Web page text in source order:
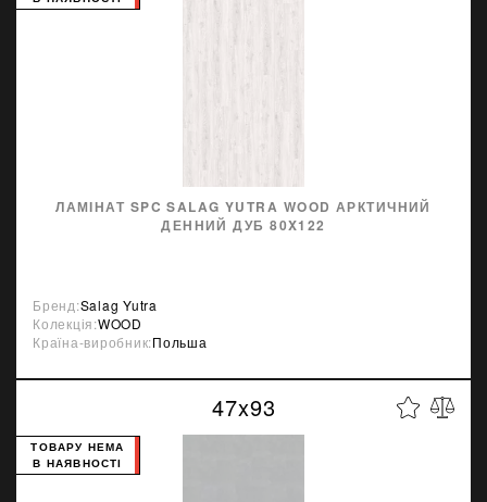
ЛАМІНАТ SPC SALAG YUTRA WOOD АРКТИЧНИЙ
ДЕННИЙ ДУБ 80X122
Бренд:Salag Yutra
Колекція:WOOD
Країна-виробник:Польша
47x93
ТОВАРУ НЕМА
В НАЯВНОСТІ